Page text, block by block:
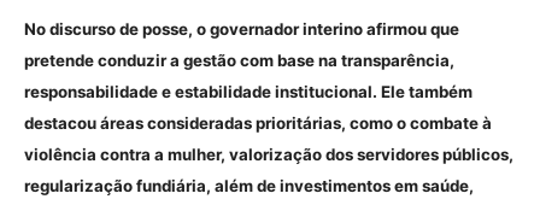
No discurso de posse, o governador interino afirmou que
pretende conduzir a gestão com base na transparência,
responsabilidade e estabilidade institucional. Ele também
destacou áreas consideradas prioritárias, como o combate à
violência contra a mulher, valorização dos servidores públicos,
regularização fundiária, além de investimentos em saúde,